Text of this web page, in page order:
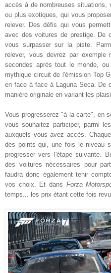
accès à de nombreuses situations,
ou plus exotiques, qui vous
relever. Des défis qui vous
avec des voitures de prestige. De
vous surpasser sur la piste.
relever, vous devrez par exemple
secondes après tout le monde,
mythique circuit de l'émission Top
en face à face à Laguna Seca. De
manière originale en variant les
Vous progresserez "à la carte", en
vous souhaitez participer, parmi
auxquels vous avez accès.
des points qui, une fois le niveau
progresser vers l'étape suivante.
des voitures nécessaires pour
faudra donc également tenir
vos choix. Et dans Forza
temps... les prix étant cette fois